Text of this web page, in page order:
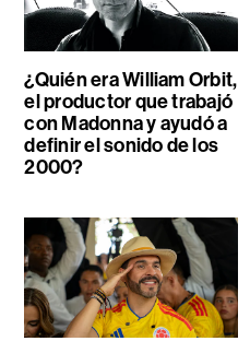
¿Quién era William Orbit,
el productor que trabajó
con Madonna y ayudó a
definir el sonido de los
2000?